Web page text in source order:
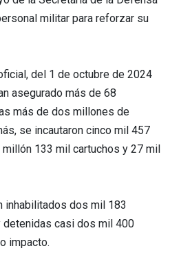
militar para reforzar su
del 1 de octubre de 2024
asegurado más de 68
más de dos millones de
se incautaron cinco mil 457
133 mil cartuchos y 27 mil
inhabilitados dos mil 183
casi dos mil 400
impacto.